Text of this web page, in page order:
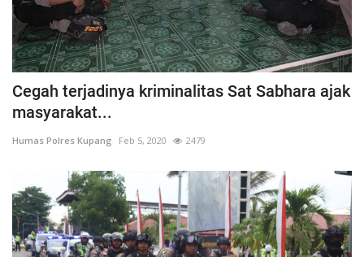
Cegah terjadinya kriminalitas Sat Sabhara ajak
masyarakat...
Humas Polres Kupang Feb 5, 2020 2479